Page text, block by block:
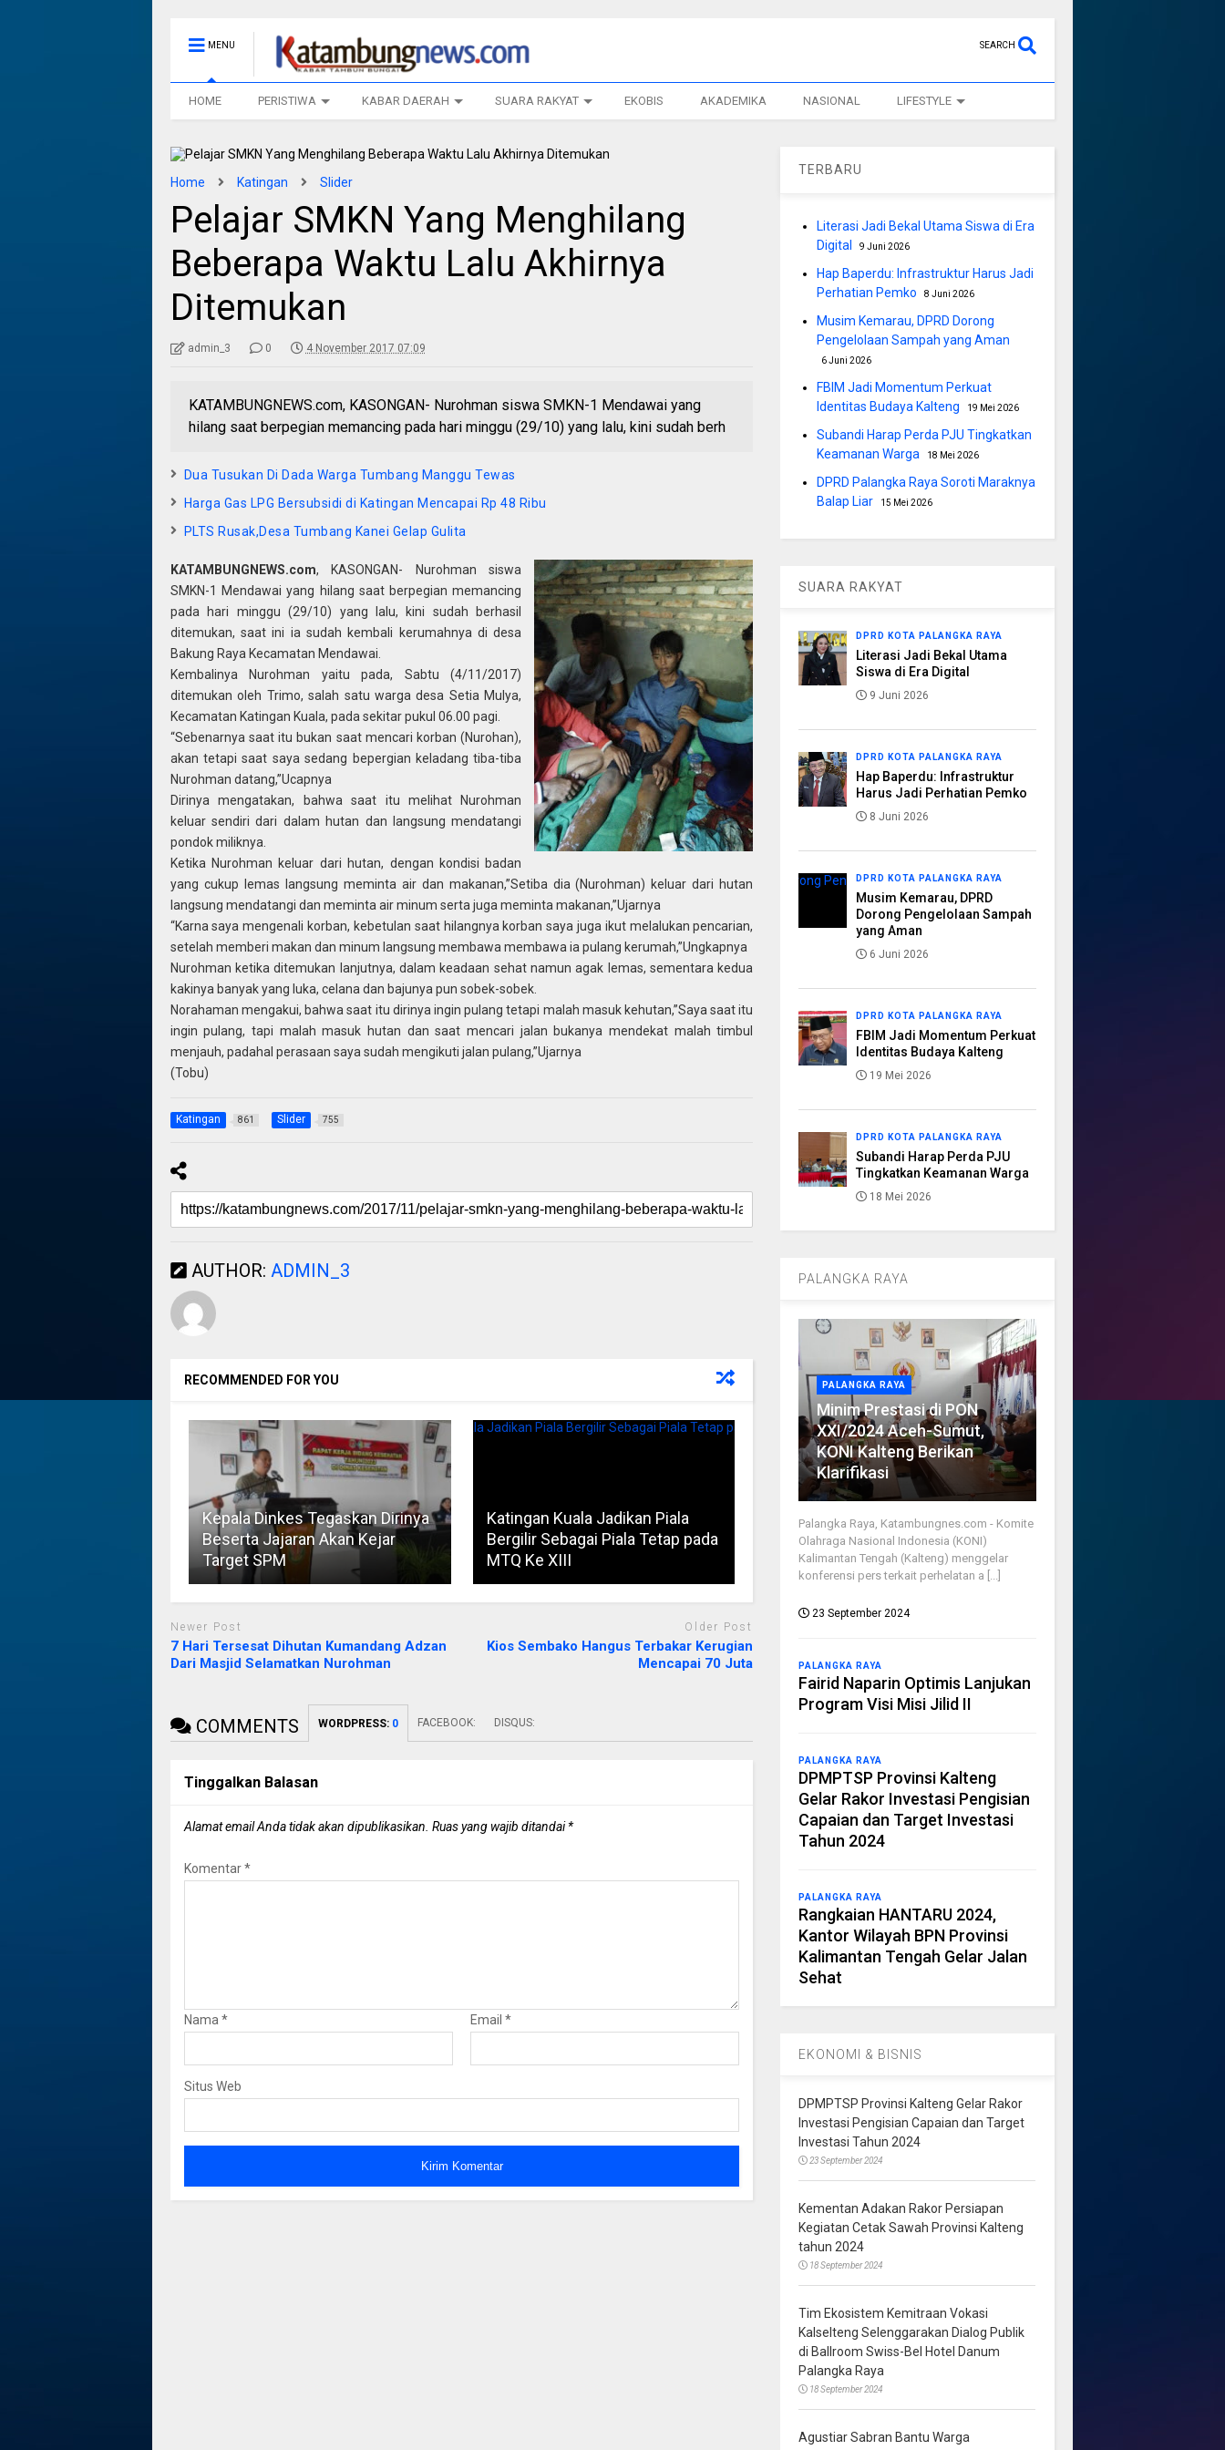
MENU SEARCH
HOME PERISTIWA KABAR DAERAH SUARA RAKYAT EKOBIS AKADEMIKA NASIONAL LIFESTYLE
Home Katingan Slider
Pelajar SMKN Yang Menghilang
Beberapa Waktu Lalu Akhirnya
Ditemukan
admin_3 0 4 November 2017 07:09
KATAMBUNGNEWS.com, KASONGAN- Nurohman siswa SMKN-1 Mendawai yang
hilang saat berpegian memancing pada hari minggu (29/10) yang lalu, kini sudah berh
Dua Tusukan Di Dada Warga Tumbang Manggu Tewas
Harga Gas LPG Bersubsidi di Katingan Mencapai Rp 48 Ribu
PLTS Rusak,Desa Tumbang Kanei Gelap Gulita
KATAMBUNGNEWS.com, KASONGAN- Nurohman siswa
SMKN-1 Mendawai yang hilang saat berpegian memancing
pada hari minggu (29/10) yang lalu, kini sudah berhasil
ditemukan, saat ini ia sudah kembali kerumahnya di desa
Bakung Raya Kecamatan Mendawai.
Kembalinya Nurohman yaitu pada, Sabtu (4/11/2017)
ditemukan oleh Trimo, salah satu warga desa Setia Mulya,
Kecamatan Katingan Kuala, pada sekitar pukul 06.00 pagi.
“Sebenarnya saat itu bukan saat mencari korban (Nurohan),
akan tetapi saat saya sedang bepergian keladang tiba-tiba
Nurohman datang,”Ucapnya
Dirinya mengatakan, bahwa saat itu melihat Nurohman
keluar sendiri dari dalam hutan dan langsung mendatangi
pondok miliknya.
Ketika Nurohman keluar dari hutan, dengan kondisi badan
yang cukup lemas langsung meminta air dan makanan,”Setiba dia (Nurohman) keluar dari hutan
langsung mendatangi dan meminta air minum serta juga meminta makanan,”Ujarnya
“Karna saya mengenali korban, kebetulan saat hilangnya korban saya juga ikut melalukan pencarian,
setelah memberi makan dan minum langsung membawa membawa ia pulang kerumah,”Ungkapnya
Nurohman ketika ditemukan lanjutnya, dalam keadaan sehat namun agak lemas, sementara kedua
kakinya banyak yang luka, celana dan bajunya pun sobek-sobek.
Norahaman mengakui, bahwa saat itu dirinya ingin pulang tetapi malah masuk kehutan,”Saya saat itu
ingin pulang, tapi malah masuk hutan dan saat mencari jalan bukanya mendekat malah timbul
menjauh, padahal perasaan saya sudah mengikuti jalan pulang,”Ujarnya
(Tobu)
Katingan 861 Slider 755
AUTHOR: ADMIN_3
RECOMMENDED FOR YOU
Kepala Dinkes Tegaskan Dirinya
Beserta Jajaran Akan Kejar
Target SPM
Katingan Kuala Jadikan Piala
Bergilir Sebagai Piala Tetap pada
MTQ Ke XIII
Newer Post
7 Hari Tersesat Dihutan Kumandang Adzan
Dari Masjid Selamatkan Nurohman
Older Post
Kios Sembako Hangus Terbakar Kerugian
Mencapai 70 Juta
COMMENTS WORDPRESS: 0 FACEBOOK: DISQUS:
Tinggalkan Balasan
Alamat email Anda tidak akan dipublikasikan. Ruas yang wajib ditandai*
Komentar*
Nama * Email *
Situs Web
TERBARU
Literasi Jadi Bekal Utama Siswa di Era
Digital
9 Juni 2026
Hap Baperdu: Infrastruktur Harus Jadi
Perhatian Pemko
8 Juni 2026
Musim Kemarau, DPRD Dorong
Pengelolaan Sampah yang Aman
6 Juni 2026
FBIM Jadi Momentum Perkuat
Identitas Budaya Kalteng
19 Mei 2026
Subandi Harap Perda PJU Tingkatkan
Keamanan Warga
18 Mei 2026
DPRD Palangka Raya Soroti Maraknya
Balap Liar
15 Mei 2026
SUARA RAKYAT
DPRD KOTA PALANGKA RAYA
Literasi Jadi Bekal Utama
Siswa di Era Digital
9 Juni 2026
DPRD KOTA PALANGKA RAYA
Hap Baperdu: Infrastruktur
Harus Jadi Perhatian Pemko
8 Juni 2026
DPRD KOTA PALANGKA RAYA
Musim Kemarau, DPRD
Dorong Pengelolaan Sampah
yang Aman
6 Juni 2026
DPRD KOTA PALANGKA RAYA
FBIM Jadi Momentum Perkuat
Identitas Budaya Kalteng
19 Mei 2026
DPRD KOTA PALANGKA RAYA
Subandi Harap Perda PJU
Tingkatkan Keamanan Warga
18 Mei 2026
PALANGKA RAYA
PALANGKA RAYA
Minim Prestasi di PON
XXI/2024 Aceh-Sumut,
KONI Kalteng Berikan
Klarifikasi
Palangka Raya, Katambungnes.com - Komite
Olahraga Nasional Indonesia (KONI)
Kalimantan Tengah (Kalteng) menggelar
konferensi pers terkait perhelatan a [...]
23 September 2024
PALANGKA RAYA
Fairid Naparin Optimis Lanjukan
Program Visi Misi Jilid II
PALANGKA RAYA
DPMPTSP Provinsi Kalteng
Gelar Rakor Investasi Pengisian
Capaian dan Target Investasi
Tahun 2024
PALANGKA RAYA
Rangkaian HANTARU 2024,
Kantor Wilayah BPN Provinsi
Kalimantan Tengah Gelar Jalan
Sehat
EKONOMI & BISNIS
DPMPTSP Provinsi Kalteng Gelar Rakor
Investasi Pengisian Capaian dan Target
Investasi Tahun 2024
23 September 2024
Kementan Adakan Rakor Persiapan
Kegiatan Cetak Sawah Provinsi Kalteng
tahun 2024
18 September 2024
Tim Ekosistem Kemitraan Vokasi
Kalselteng Selenggarakan Dialog Publik
di Ballroom Swiss-Bel Hotel Danum
Palangka Raya
18 September 2024
Agustiar Sabran Bantu Warga